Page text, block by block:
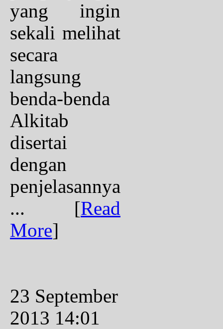
yang ingin
sekali melihat
secara
langsung
benda-benda
Alkitab
disertai
dengan
penjelasannya
... [Read
More]
23 September
2013 14:01